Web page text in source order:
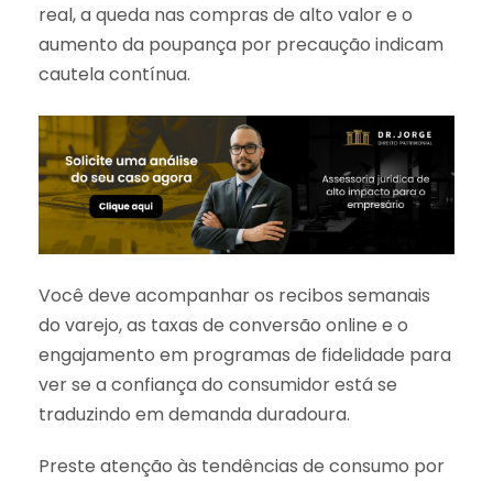
real, a queda nas compras de alto valor e o
aumento da poupança por precaução indicam
cautela contínua.
Você deve acompanhar os recibos semanais
do varejo, as taxas de conversão online e o
engajamento em programas de fidelidade para
ver se a confiança do consumidor está se
traduzindo em demanda duradoura.
Preste atenção às tendências de consumo por